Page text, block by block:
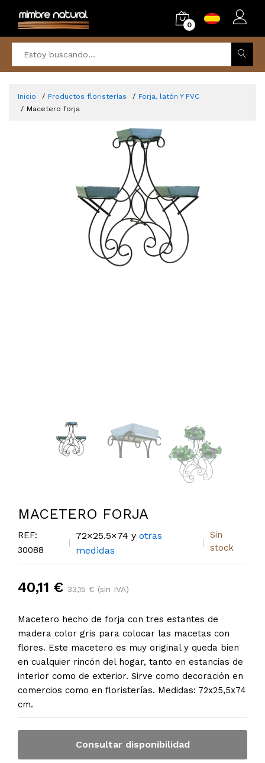
0
Inicio Productos floristerías
Forja, latón Y PVC
Macetero forja
MACETERO FORJA
REF:
30088
72×25.5×74 yotras
medidas
Sin
stock
40,11 € 33,15 € (sin IVA)
Macetero hecho de forja con tres estantes de
madera color gris para colocar las macetas con
flores. Este macetero es muy original y queda bien
en cualquier rincón del hogar, tanto en estancias de
interior como de exterior. Sirve como decoración en
comercios como en floristerías. Medidas: 72x25,5x74
cm.
Consultar disponibilidad